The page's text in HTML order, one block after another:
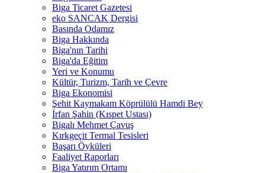
Biga Ticaret Gazetesi
eko SANCAK Dergisi
Basında Odamız
Biga Hakkında
Biga'nın Tarihi
Biga'da Eğitim
Yeri ve Konumu
Kültür, Turizm, Tarih ve Çevre
Biga Ekonomisi
Şehit Kaymakam Köprülülü Hamdi Bey
İrfan Şahin (Kıspet Ustası)
Bigalı Mehmet Çavuş
Kırkgeçit Termal Tesisleri
Başarı Öyküleri
Faaliyet Raporları
Biga Yatırım Ortamı